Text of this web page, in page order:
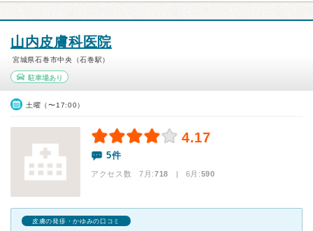
山内皮膚科医院
宮城県石巻市中央（石巻駅）
駐車場あり
土曜（〜17:00）
4.17
5件
アクセス数 7月:718 | 6月:590
皮膚の発疹・かゆみの口コミ